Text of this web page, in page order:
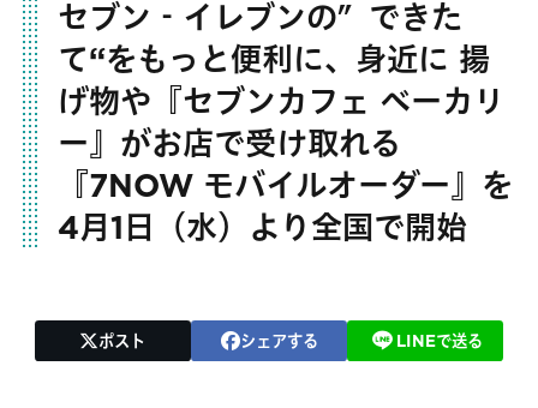
セブン‐イレブンの″できた
て“をもっと便利に、身近に 揚
げ物や『セブンカフェ ベーカリ
ー』がお店で受け取れる
『7NOW モバイルオーダー』を
4月1日（水）より全国で開始
ポスト シェアする LINEで送る